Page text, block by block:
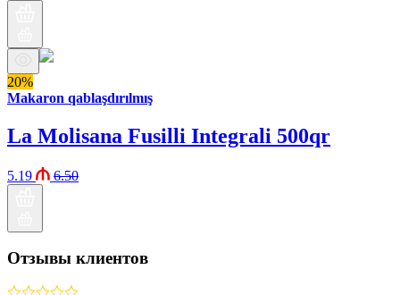
20%
Makaron qablaşdırılmış
La Molisana Fusilli Integrali 500qr
5.19 6.50
Отзывы клиентов